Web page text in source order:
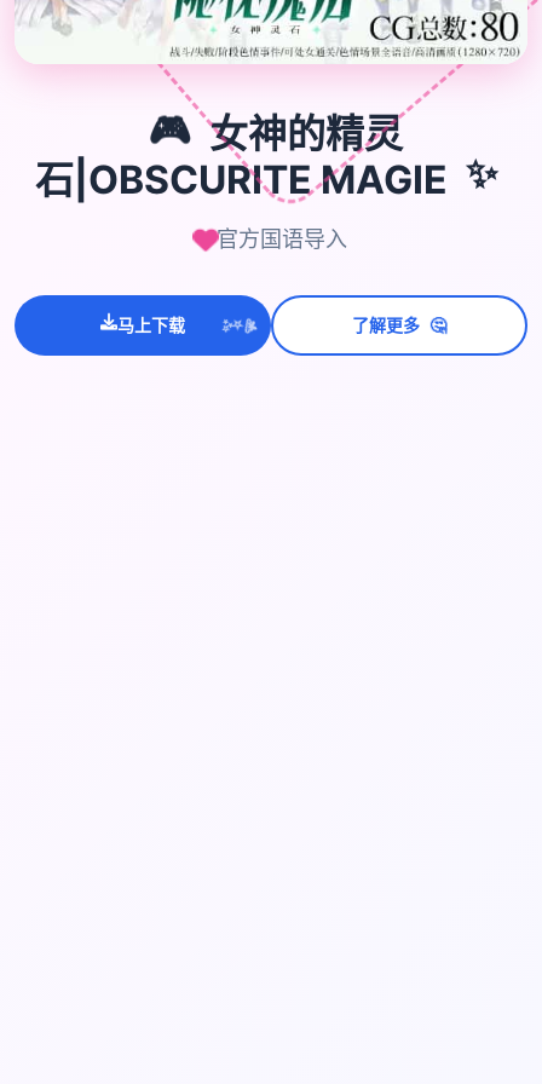
🎮
🎮 女神的精灵
石|OBSCURITE MAGIE ✨
官方国语导入
马上下载 ✨⭐💫 了解更多 🤔